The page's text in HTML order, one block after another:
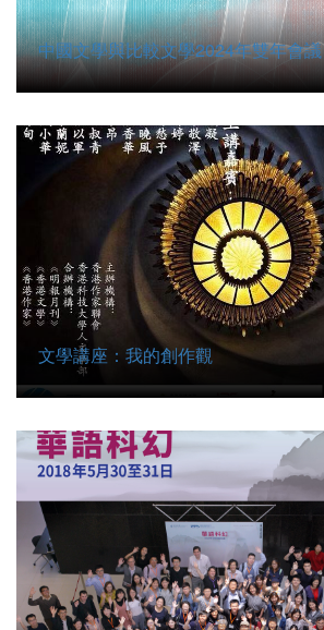
中國文學與比較文學2024年雙年會議
文學講座：我的創作觀